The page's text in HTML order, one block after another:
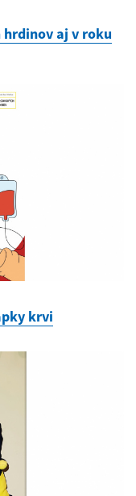
hrdinov aj v roku
krvi